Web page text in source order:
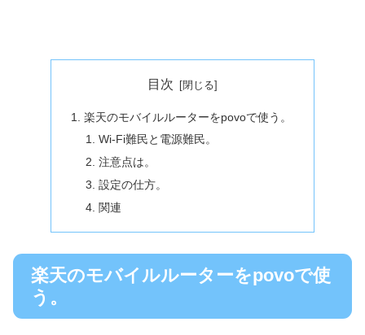
目次
楽天のモバイルルーターをpovoで使う。
Wi-Fi難民と電源難民。
注意点は。
設定の仕方。
関連
楽天のモバイルルーターをpovoで使
う。